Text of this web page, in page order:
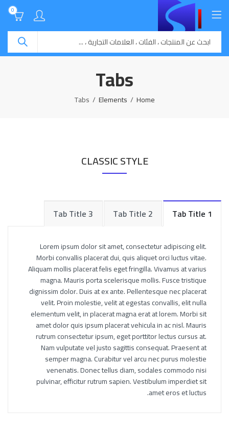
0
Tabs
Home
Elements
Tabs
CLASSIC STYLE
Tab Title 1
Tab Title 2
Tab Title 3
Lorem ipsum dolor sit amet, consectetur adipiscing elit.
Morbi convallis placerat dui, quis aliquet orci luctus vitae.
Aliquam mollis placerat felis eget fringilla. Vivamus at varius
magna. Mauris porta scelerisque mollis. Fusce tristique
dignissim dolor. Duis at ex ante. Pellentesque nec placerat
velit. Proin molestie, velit at egestas convallis, elit nulla
elementum velit, in placerat magna erat at lorem. Morbi sit
amet dolor quis ipsum placerat vehicula in ac nisl. Mauris
rutrum consectetur ipsum, eget porttitor lectus cursus at.
Nam vulputate vel justo sagittis consequat. Praesent at
semper magna. Curabitur vel arcu nec purus molestie
venenatis. Donec tellus diam, sodales commodo nisi
pulvinar, efficitur rutrum sapien. Vestibulum imperdiet sit
amet eros et luctus.